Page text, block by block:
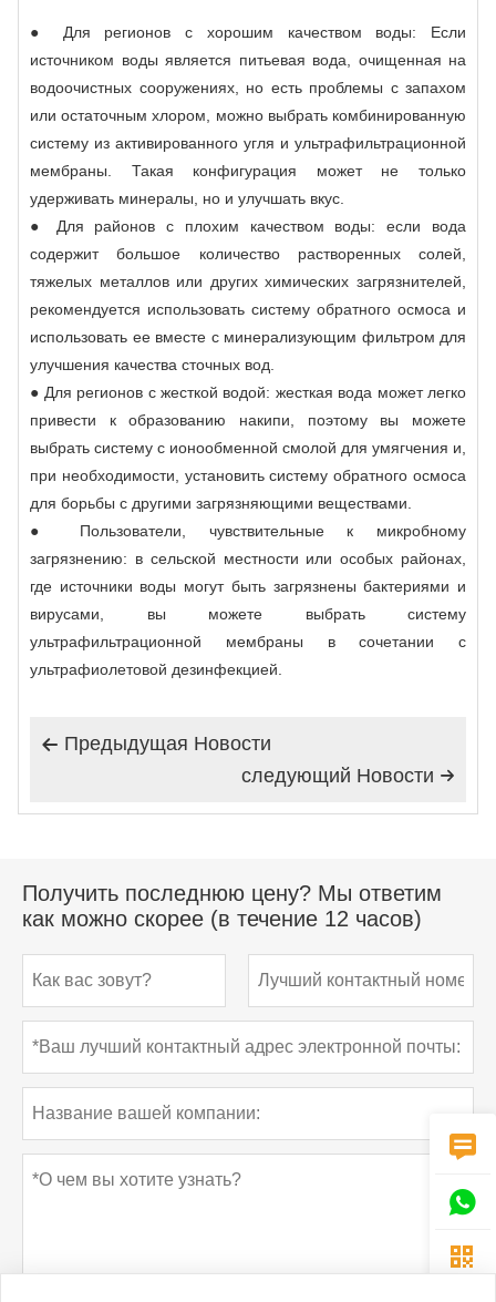
● Для регионов с хорошим качеством воды: Если
источником воды является питьевая вода, очищенная на
водоочистных сооружениях, но есть проблемы с запахом
или остаточным хлором, можно выбрать комбинированную
систему из активированного угля и ультрафильтрационной
мембраны. Такая конфигурация может не только
удерживать минералы, но и улучшать вкус.
● Для районов с плохим качеством воды: если вода
содержит большое количество растворенных солей,
тяжелых металлов или других химических загрязнителей,
рекомендуется использовать систему обратного осмоса и
использовать ее вместе с минерализующим фильтром для
улучшения качества сточных вод.
● Для регионов с жесткой водой: жесткая вода может легко
привести к образованию накипи, поэтому вы можете
выбрать систему с ионообменной смолой для умягчения и,
при необходимости, установить систему обратного осмоса
для борьбы с другими загрязняющими веществами.
● Пользователи, чувствительные к микробному
загрязнению: в сельской местности или особых районах,
где источники воды могут быть загрязнены бактериями и
вирусами, вы можете выбрать систему
ультрафильтрационной мембраны в сочетании с
ультрафиолетовой дезинфекцией.
 Предыдущая Hовости

следующий Hовости
Получить последнюю цену? Мы ответим
как можно скорее (в течение 12 часов)


